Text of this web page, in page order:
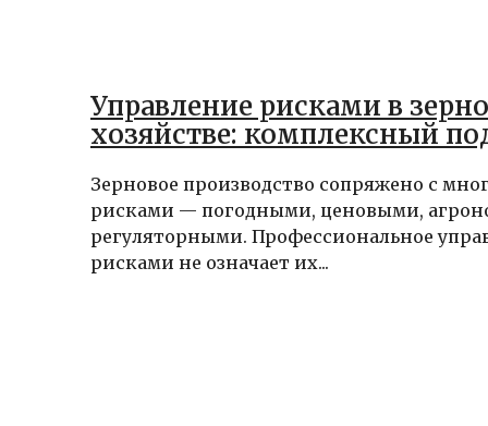
Управление рисками в
хозяйстве: комплексный
Зерновое производство сопряжено с
рисками — погодными, ценовыми,
регуляторными. Профессиональное
рисками не означает их...